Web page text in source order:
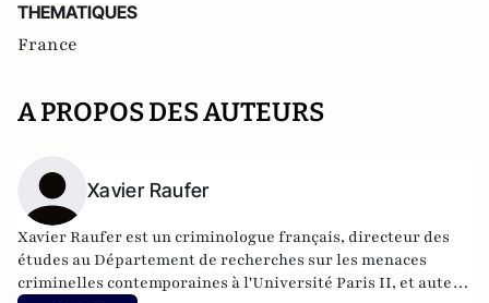
THEMATIQUES
France
A PROPOS DES AUTEURS
Xavier Raufer
Xavier Raufer est un criminologue français, directeur des
études au Département de recherches sur les menaces
criminelles contemporaines à l'Université Paris II, et auteur